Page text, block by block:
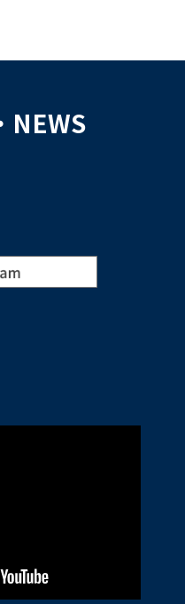
NEWS